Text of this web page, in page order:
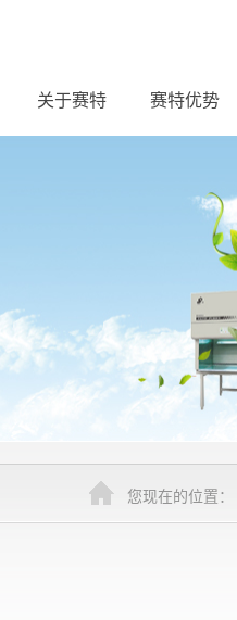
关于赛特 赛特优势
您现在的位置：